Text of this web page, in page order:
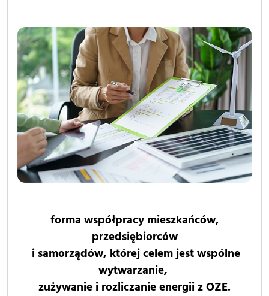
forma współpracy mieszkańców,
przedsiębiorców
i samorządów, której celem jest wspólne
wytwarzanie,
zużywanie i rozliczanie energii z OZE.